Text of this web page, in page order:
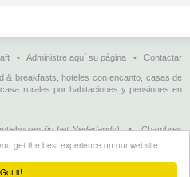
Got it!
get the best experience on our website.
• Administre aquí su página • Contactar
& breakfasts, hoteles con encanto, casas de
rurales por habitaciones y pensiones en
(in het Nederlands)•Chambres
de vacances
(en français) •
accommodations
(auf Deutsch)•Bed & breakfast, hoteles